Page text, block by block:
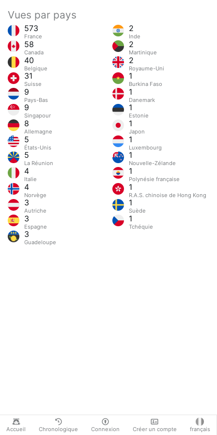
Accueil Chronologique Connexion Créer un compte français
Vues par pays
573
France
58
Canada
40
Belgique
31
Suisse
9
Pays-Bas
9
Singapour
8
Allemagne
5
États-Unis
5
La Réunion
4
Italie
4
Norvège
3
Autriche
3
Espagne
3
Guadeloupe
2
Inde
2
Martinique
2
Royaume-Uni
1
Burkina Faso
1
Danemark
1
Estonie
1
Japon
1
Luxembourg
1
Nouvelle-Zélande
1
Polynésie française
1
R.A.S. chinoise de Hong Kong
1
Suède
1
Tchéquie